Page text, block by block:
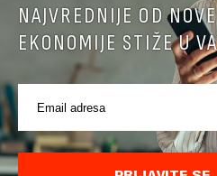
POVEZANI SADRŽAJI
NAJVREDNIJE OD NOVE
EKONOMIJE STIŽE U